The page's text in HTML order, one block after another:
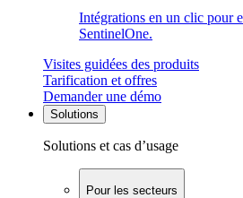
Intégrations en un clic pour
SentinelOne.
Visites guidées des produits
Tarification et offres
Demander une démo
Solutions
Solutions et cas d’usage
Pour les secteurs